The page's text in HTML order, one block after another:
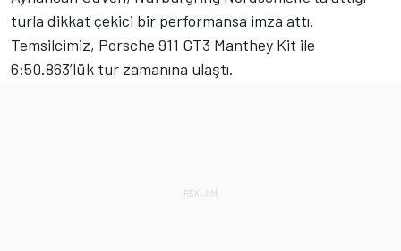
turla dikkat çekici bir performansa imza attı.
Temsilcimiz, Porsche 911 GT3 Manthey Kit ile
6:50.863’lük tur zamanına ulaştı.